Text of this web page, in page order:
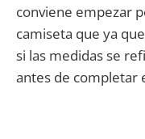
conviene empezar
camiseta que ya
si las medidas se
antes de completar